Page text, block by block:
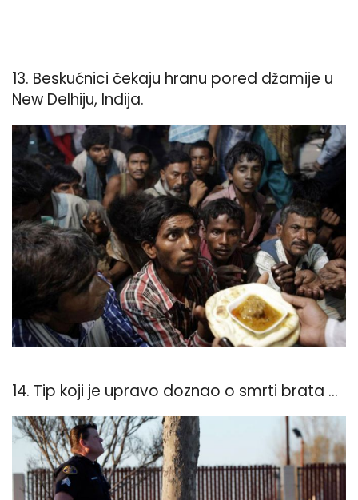
13. Beskućnici čekaju hranu pored džamije u
New Delhiju, Indija.
14. Tip koji je upravo doznao o smrti brata ...